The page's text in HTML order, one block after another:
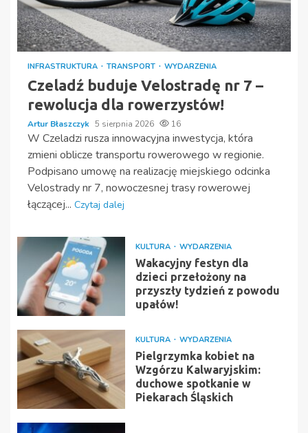
INFRASTRUKTURA TRANSPORT WYDARZENIA
Czeladź buduje Velostradę nr 7 –
rewolucja dla rowerzystów!
Artur Błaszczyk 5 sierpnia 2026 16
W Czeladzi rusza innowacyjna inwestycja, która
zmieni oblicze transportu rowerowego w regionie.
Podpisano umowę na realizację miejskiego odcinka
Velostrady nr 7, nowoczesnej trasy rowerowej
łączącej... Czytaj dalej
KULTURA WYDARZENIA
Wakacyjny festyn dla
dzieci przełożony na
przyszły tydzień z powodu
upałów!
KULTURA WYDARZENIA
Pielgrzymka kobiet na
Wzgórzu Kalwaryjskim:
duchowe spotkanie w
Piekarach Śląskich